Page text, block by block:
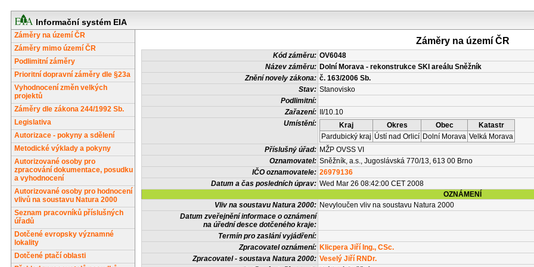
Informační systém EIA
Záměry na území ČR
Záměry mimo území ČR
Podlimitní záměry
Prioritní dopravní záměry dle §23a
Vyhodnocení změn velkých
projektů
Záměry dle zákona 244/1992 Sb.
Legislativa
Autorizace - pokyny a sdělení
Metodické výklady a pokyny
Autorizované osoby pro
zpracování dokumentace, posudku
a vyhodnocení
Autorizované osoby pro hodnocení
vlivů na soustavu Natura 2000
Seznam pracovníků příslušných
úřadů
Dotčené evropsky významné
lokality
Dotčené ptačí oblasti
Záměry na území ČR
Kód záměru: OV6048
Název záměru: Dolní Morava - rekonstrukce SKI areálu Sněžník
Znění novely zákona: č. 163/2006 Sb.
Stav: Stanovisko
Podlimitní:
Zařazení:
II/10.10
Umístění:
Kraj Okres Obec
Katastr
Pardubický kraj Ústí nad Orlicí Dolní Morava Velká Morava
Příslušný úřad: MŽP OVSS VI
Oznamovatel: Sněžník, a.s., Jugoslávská 770/13, 613 00 Brno
IČO oznamovatele: 26979136
Datum a čas posledních úprav: Wed Mar 26 08:42:00 CET 2008
OZNÁMENÍ
Vliv na soustavu Natura 2000: Nevyloučen vliv na soustavu Natura 2000
Datum zveřejnění informace o oznámení
na úřední desce dotčeného kraje:
Termín pro zaslání vyjádření:
Zpracovatel oznámení: Klicpera Jiří Ing., CSc.
Zpracovatel - soustava Natura 2000: Veselý Jiří RNDr.